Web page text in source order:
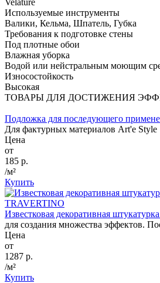
Используемые инструменты
Валики, Кельма, Шпатель, Губка
Требования к подготовке стены
Под плотные обои
Влажная уборка
Водой или нейстральным моющим
Износостойкость
Высокая
ТОВАРЫ ДЛЯ ДОСТИЖЕНИЯ
Подложка для последующего
Для фактурных материалов Art'e Style
Цена
от
185 р.
/м²
Купить
Известковая декоративная
для создания множества эффектов.
Цена
от
1287 р.
/м²
Купить